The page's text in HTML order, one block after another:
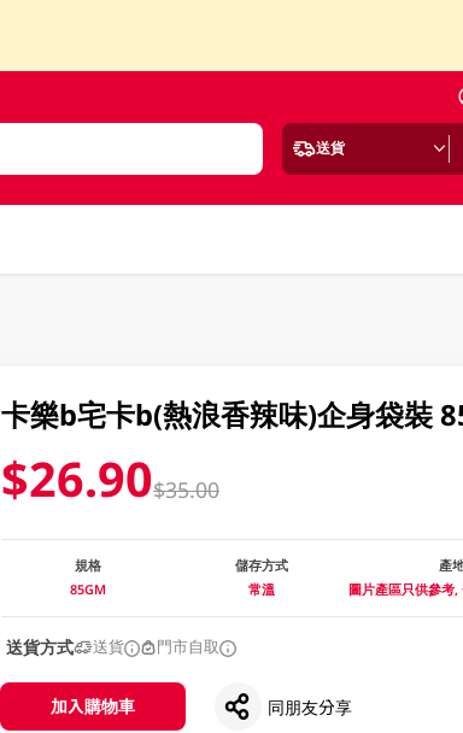
送貨
卡樂b宅卡b(熱浪香辣味)企身袋裝
$26.90$35.00
規格
85GM
儲存方式
常溫
產
圖片產區只供參考
送貨方式 送貨 門市自取
加入購物車 同朋友分享